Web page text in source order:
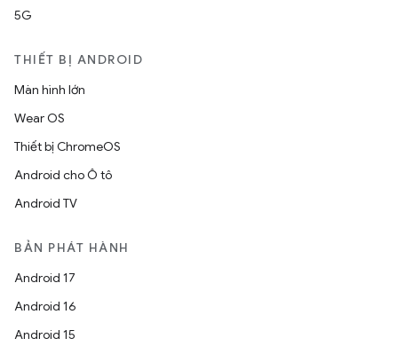
5G
THIẾT BỊ ANDROID
Màn hình lớn
Wear OS
Thiết bị ChromeOS
Android cho Ô tô
Android TV
BẢN PHÁT HÀNH
Android 17
Android 16
Android 15